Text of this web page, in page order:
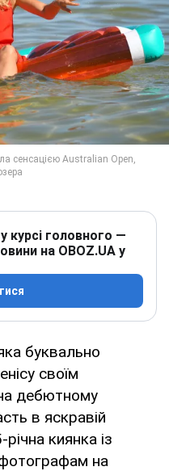
курсі головного —
на OBOZ.UA у
буквально
своїм
дебютному
в яскравій
киянка із
на